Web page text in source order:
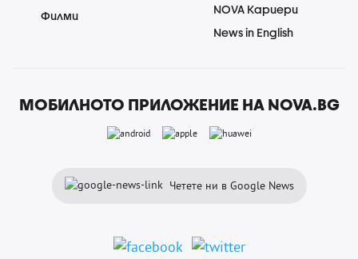
Филми
NOVA Кариери
News in English
МОБИЛНОТО ПРИЛОЖЕНИЕ НА NOVA.BG
Четете ни в Google News